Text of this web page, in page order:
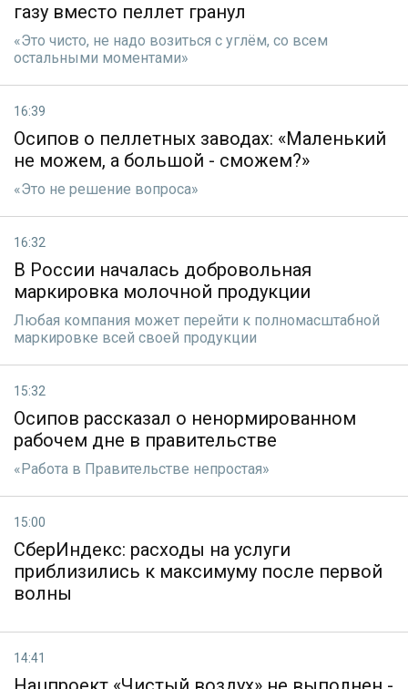
газу вместо пеллет гранул
«Это чисто, не надо возиться с углём, со всем
остальными моментами»
16:39
Осипов о пеллетных заводах: «Маленький
не можем, а большой - сможем?»
«Это не решение вопроса»
16:32
В России началась добровольная
маркировка молочной продукции
Любая компания может перейти к полномасштабной
маркировке всей своей продукции
15:32
Осипов рассказал о ненормированном
рабочем дне в правительстве
«Работа в Правительстве непростая»
15:00
СберИндекс: расходы на услуги
приблизились к максимуму после первой
волны
14:41